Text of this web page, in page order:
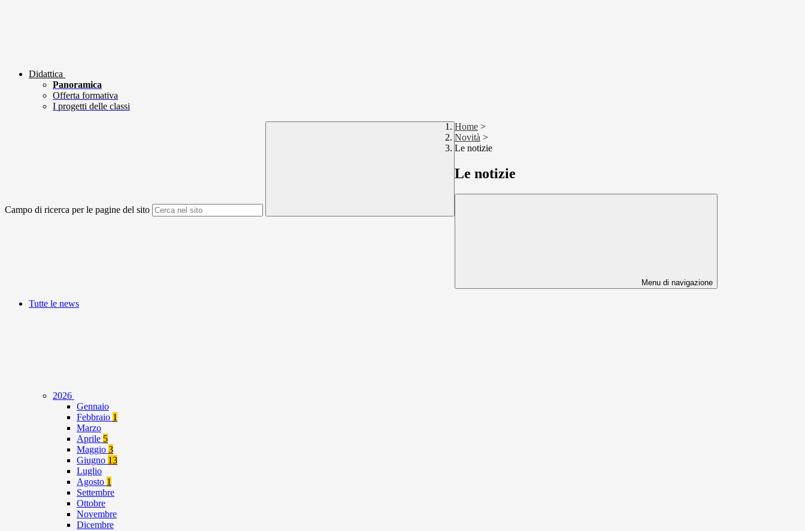
Didattica
Panoramica
Offerta formativa
I progetti delle classi
Campo di ricerca per le pagine del sito
Home >
Novità >
Le notizie
Le notizie
Menu di navigazione
Tutte le news
2026
Gennaio
Febbraio 1
Marzo
Aprile 5
Maggio 3
Giugno 13
Luglio
Agosto 1
Settembre
Ottobre
Novembre
Dicembre